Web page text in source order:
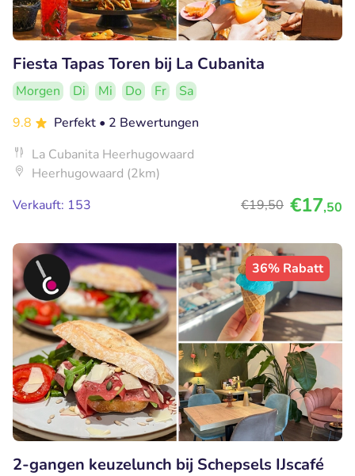
Fiesta Tapas Toren bij La Cubanita
Morgen Di Mi Do Fr
Sa
9.8
Perfekt • 2 Bewertungen
La Cubanita Heerhugowaard
Heerhugowaard (2km)
Verkauft: 153
€19,50 €17,50
36% Rabatt
2-gangen keuzelunch bij Schepsels IJscafé